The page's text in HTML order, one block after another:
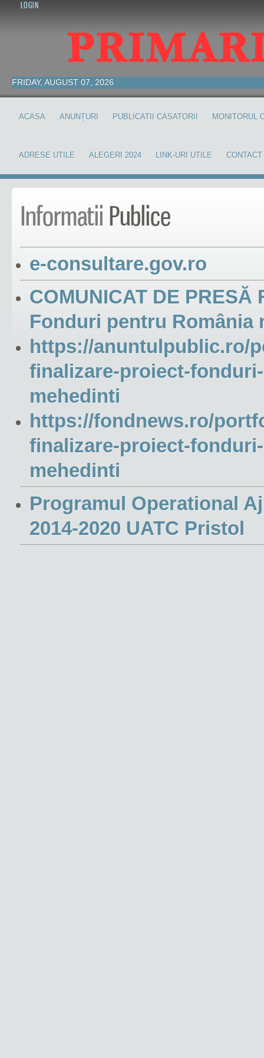
LOGIN
FRIDAY, AUGUST 07, 2026
ACASA ANUNȚURI PUBLICATII CASATORII MONITORUL
ADRESE UTILE ALEGERI 2024 LINK-URI UTILE CONTACT
Informatii Publice
e-consultare.gov.ro
COMUNICAT DE PRESĂ
Fonduri pentru România
https://anuntulpublic.ro/
finalizare-proiect-
mehedinti
https://fondnews.ro/
finalizare-proiect-
mehedinti
Programul Operational
2014-2020 UATC Pristol